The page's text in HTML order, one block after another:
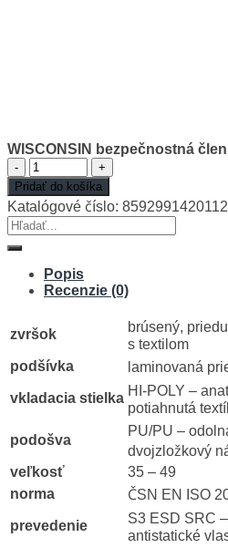
WISCONSIN bezpečnostná
množstvo
WISCONSIN
bezpečnostná
členková
Pridať do košíka
Katalógové číslo:
Hľadať:
Popis
Recenzie (0)
zvršok
brúsený,
s textilom
podšívka
laminovaná
vkladacia stielka HI-POLY –
potiahnutá
podošva
PU/PU –
dvojzložkový
veľkosť
35 – 49
norma
ČSN EN ISO
prevedenie
S3 ESD SRC
antistatické